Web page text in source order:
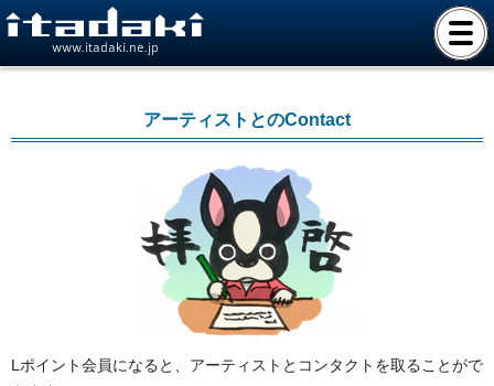
www.itadaki.ne.jp
アーティストとのContact
Lポイント会員になると、アーティストとコンタクトを取ることがで